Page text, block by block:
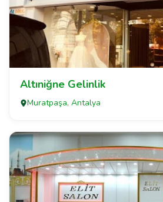
Altıniğne Gelinlik
Muratpaşa, Antalya